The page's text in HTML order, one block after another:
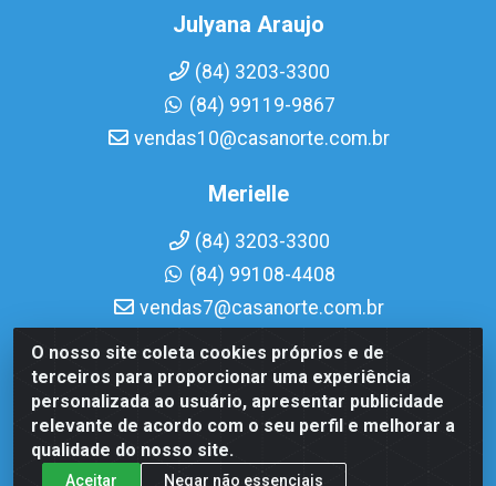
O nosso site coleta cookies próprios e de
terceiros para proporcionar uma experiência
personalizada ao usuário, apresentar publicidade
relevante de acordo com o seu perfil e melhorar a
qualidade do nosso site.
Aceitar Negar não essenciais
Julyana Araujo
(84) 3203-3300
(84) 99119-9867
vendas10@casanorte.com.br
Merielle
(84) 3203-3300
(84) 99108-4408
vendas7@casanorte.com.br
Casa Norte LTDA - Av. Interventor Mário Câmara, 1815 -
Dix-Sept Rosado, Natal/RN - CEP 59054-600 - CNPJ
08.713.513/0001-51